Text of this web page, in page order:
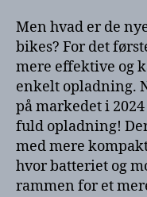
Men hvad er de
bikes? For det
mere effektive og
enkelt opladning.
på markedet i
fuld opladning!
med mere
hvor batteriet og
rammen for et